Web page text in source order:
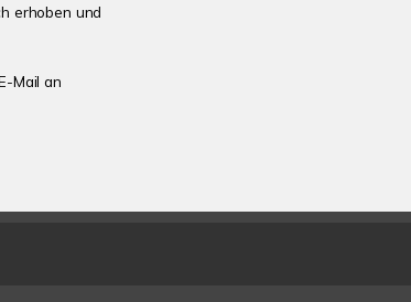
erhoben und
Mail an